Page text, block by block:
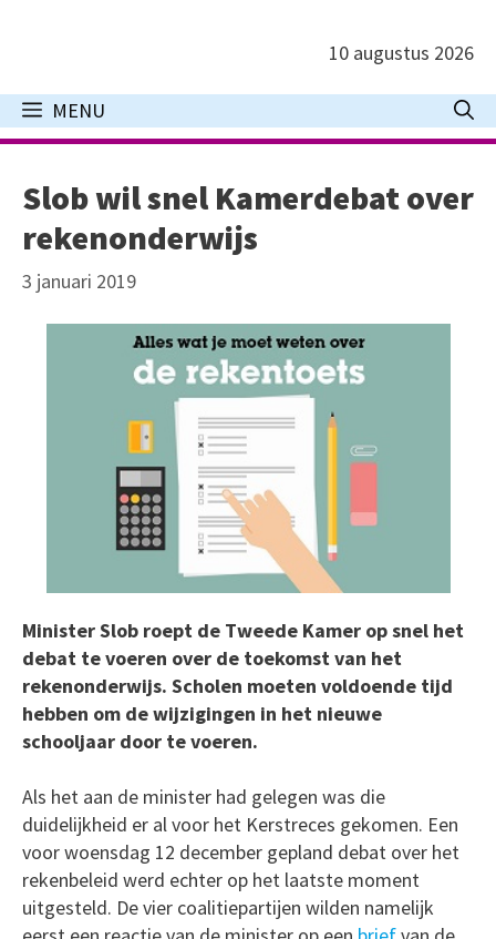
inhoud
10 augustus 2026
MENU
Slob wil snel Kamerdebat over
rekenonderwijs
3 januari 2019
Minister Slob roept de Tweede Kamer op snel het
debat te voeren over de toekomst van het
rekenonderwijs. Scholen moeten voldoende tijd
hebben om de wijzigingen in het nieuwe
schooljaar door te voeren.
Als het aan de minister had gelegen was die
duidelijkheid er al voor het Kerstreces gekomen. Een
voor woensdag 12 december gepland debat over het
rekenbeleid werd echter op het laatste moment
uitgesteld. De vier coalitiepartijen wilden namelijk